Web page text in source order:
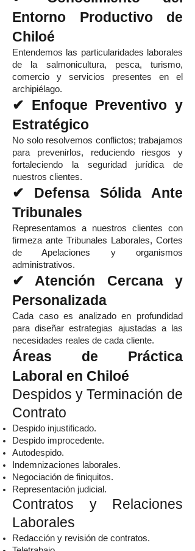
Entorno Productivo de
Chiloé
Entendemos las particularidades laborales
de la salmonicultura, pesca, turismo,
comercio y servicios presentes en el
archipiélago.
✔ Enfoque Preventivo y
Estratégico
No solo resolvemos conflictos; trabajamos
para prevenirlos, reduciendo riesgos y
fortaleciendo la seguridad jurídica de
nuestros clientes.
✔ Defensa Sólida Ante
Tribunales
Representamos a nuestros clientes con
firmeza ante Tribunales Laborales, Cortes
de Apelaciones y organismos
administrativos.
✔ Atención Cercana y
Personalizada
Cada caso es analizado en profundidad
para diseñar estrategias ajustadas a las
necesidades reales de cada cliente.
Áreas de Práctica
Laboral en Chiloé
Despidos y Terminación de
Contrato
Despido injustificado.
Despido improcedente.
Autodespido.
Indemnizaciones laborales.
Negociación de finiquitos.
Representación judicial.
Contratos y Relaciones
Laborales
Redacción y revisión de contratos.